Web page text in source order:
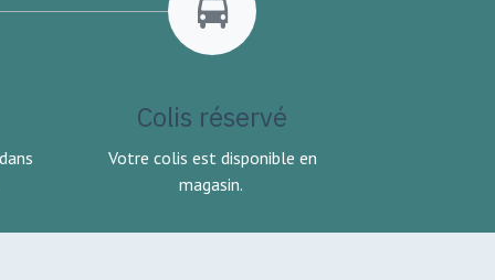
Colis réservé
Votre colis est disponible en
magasin.